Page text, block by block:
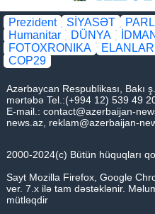
Prezident SİYASƏT
Humanitar
DÜNYA İDMAN
FOTOXRONIKA
ELANLAR
COP29
Azərbaycan Respublikası, Bakı
mərtəbə Tel.:(+994 12) 539 49
E-mail.: contact@azerbaijan-
news.az reklam@azerbaijan-
2000-2024(c) Bütün hüquqları
Sayt Mozilla Firefox, Google
ver. 7.x ilə tam dəstəklənir.
mütləqdir